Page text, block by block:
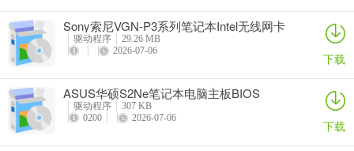
Sony索尼VGN-P3系列笔记本Intel无线网卡
驱动
驱动程序
29.26 MB
2026-07-06
下载
ASUS华硕S2Ne笔记本电脑主板BIOS
驱动程序
307 KB
0200
2026-07-06 下载